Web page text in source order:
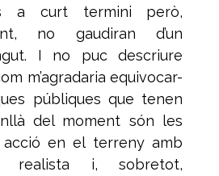
a curt termini però,
no gaudiran d’un
I no puc descriure
m’agradaria equivocar-
públiques que tenen
del moment són les
en el terreny amb
realista i, sobretot,